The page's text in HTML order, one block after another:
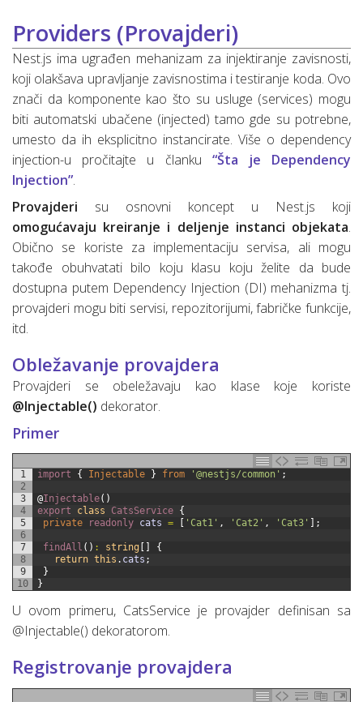
Providers (Provajderi)
Nest.js ima ugrađen mehanizam za injektiranje zavisnosti,
koji olakšava upravljanje zavisnostima i testiranje koda. Ovo
znači da komponente kao što su usluge (services) mogu
biti automatski ubačene (injected) tamo gde su potrebne,
umesto da ih eksplicitno instancirate. Više o dependency
injection-u pročitajte u članku “Šta je Dependency
Injection”.
Provajderi su osnovni koncept u Nest.js koji
omogućavaju kreiranje i deljenje instanci objekata.
Obično se koriste za implementaciju servisa, ali mogu
takođe obuhvatati bilo koju klasu koju želite da bude
dostupna putem Dependency Injection (DI) mehanizma tj.
provajderi mogu biti servisi, repozitorijumi, fabričke funkcije,
itd.
Obležavanje provajdera
Provajderi se obeležavaju kao klase koje koriste
@Injectable() dekorator.
Primer
1
2
3
4
5
6
7
8
9
10
import { Injectable } from '@nestjs/common' ;
@Injectable( )
export
class CatsService {
private
readonly cats = [ 'Cat1' , 'Cat2' , 'Cat3' ] ;
findAll ( ) : string [ ]
{
return this . cats ;
}
}
U ovom primeru, CatsService je provajder definisan sa
@Injectable() dekoratorom.
Registrovanje provajdera